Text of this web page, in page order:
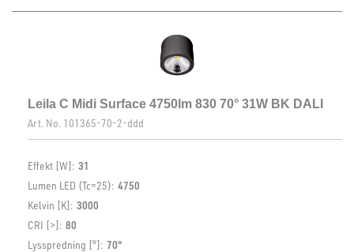
Leila C Midi Surface 4750lm 830 70° 31W BK DALI
Art. No. 101365-70-2-ddd
Effekt [W]: 31
Lumen LED (Tc=25): 4750
Kelvin [K]: 3000
CRI [>]: 80
Lysspredning [°]: 70°